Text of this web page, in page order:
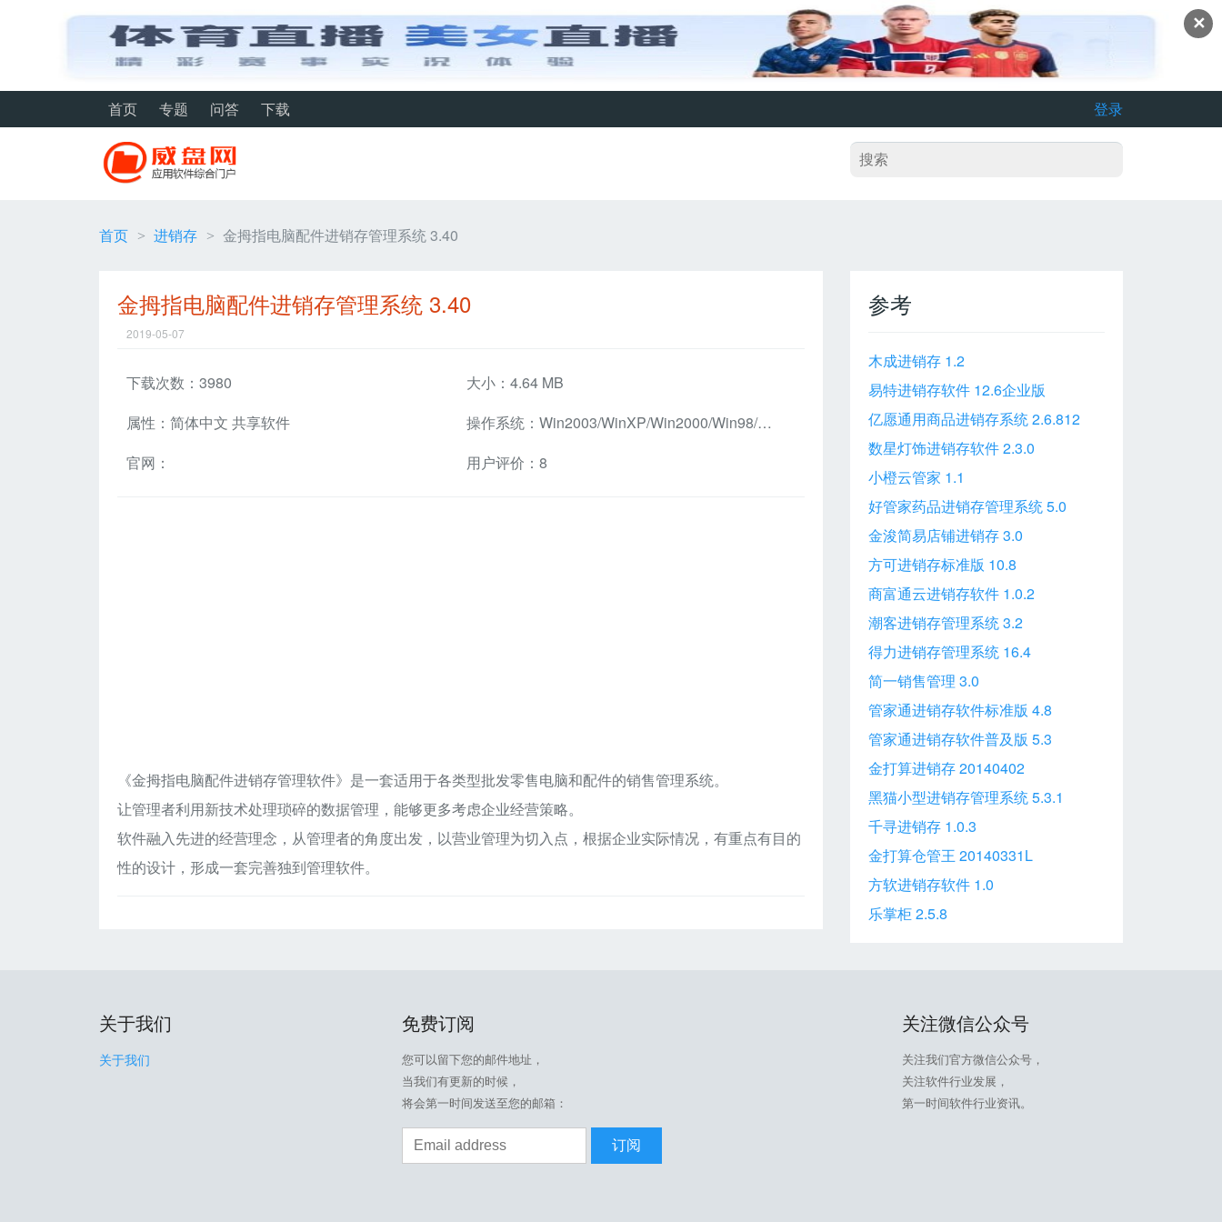
✕
首页 专题 问答 下载 登录
首页 > 进销存 > 金拇指电脑配件进销存管理系统 3.40
金拇指电脑配件进销存管理系统 3.40
2019-05-07
下载次数：3980
大小：4.64 MB
属性：简体中文 共享软件
操作系统：Win2003/WinXP/Win2000/Win98/WinMe兼容软件
官网：
用户评价：8
《金拇指电脑配件进销存管理软件》是一套适用于各类型批发零售电脑和配件的销售管理系统。
让管理者利用新技术处理琐碎的数据管理，能够更多考虑企业经营策略。
软件融入先进的经营理念，从管理者的角度出发，以营业管理为切入点，根据企业实际情况，有重点有目的
性的设计，形成一套完善独到管理软件。
参考
木成进销存 1.2
易特进销存软件 12.6企业版
亿愿通用商品进销存系统 2.6.812
数星灯饰进销存软件 2.3.0
小橙云管家 1.1
好管家药品进销存管理系统 5.0
金浚简易店铺进销存 3.0
方可进销存标准版 10.8
商富通云进销存软件 1.0.2
潮客进销存管理系统 3.2
得力进销存管理系统 16.4
简一销售管理 3.0
管家通进销存软件标准版 4.8
管家通进销存软件普及版 5.3
金打算进销存 20140402
黑猫小型进销存管理系统 5.3.1
千寻进销存 1.0.3
金打算仓管王 20140331L
方软进销存软件 1.0
乐掌柜 2.5.8
关于我们
关于我们
免费订阅
您可以留下您的邮件地址，
当我们有更新的时候，
将会第一时间发送至您的邮箱：
订阅
关注微信公众号
关注我们官方微信公众号，
关注软件行业发展，
第一时间软件行业资讯。